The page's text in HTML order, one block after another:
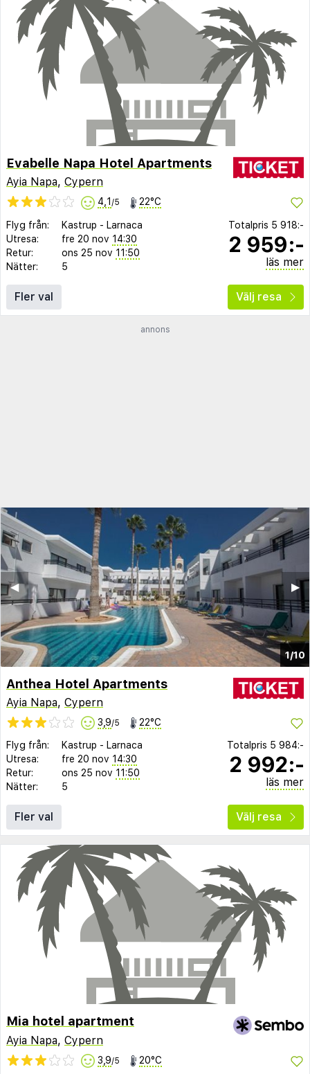
Evabelle Napa Hotel Apartments
Ayia Napa, Cypern
4,1 /5 22°C
Flyg från: Kastrup - Larnaca
Utresa:
fre 20 nov 14:30
Retur:
ons 25 nov 11:50
Nätter:
5
Totalpris 5 918:-
2 959:-
läs mer
Fler val Välj resa
annons
1/10
▶︎
◀︎
Anthea Hotel Apartments
Ayia Napa, Cypern
3,9/5 22°C
Flyg från: Kastrup - Larnaca
Utresa:
fre 20 nov 14:30
Retur:
ons 25 nov 11:50
Nätter:
5
Totalpris 5 984:-
2 992:-
läs mer
Fler val Välj resa
Mia hotel apartment
Ayia Napa, Cypern
3,9/5 20°C